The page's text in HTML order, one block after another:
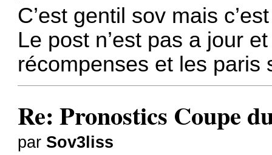
C’est gentil sov mais
Le post n’est pas a jour
récompenses et les paris
Re: Pronostics Coupe
par Sov3liss